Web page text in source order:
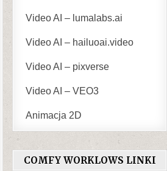
Video AI – lumalabs.ai
Video AI – hailuoai.video
Video AI – pixverse
Video AI – VEO3
Animacja 2D
COMFY WORKLOWS LINKI